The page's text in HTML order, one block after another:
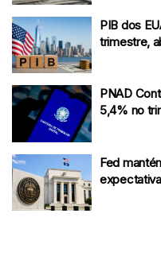
PIB dos
trimestre,
PNAD
5,4% no
Fed